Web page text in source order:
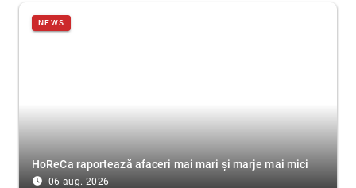
NEWS
HoReCa raportează afaceri mai mari și marje mai mici
access_time_filled 06 aug. 2026